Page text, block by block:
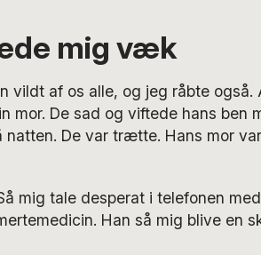
mig væk
vildt af os alle, og jeg råbte også.
mor. De sad og viftede hans ben
De var trætte. Hans mor
mig tale desperat i telefonen
Han så mig blive en